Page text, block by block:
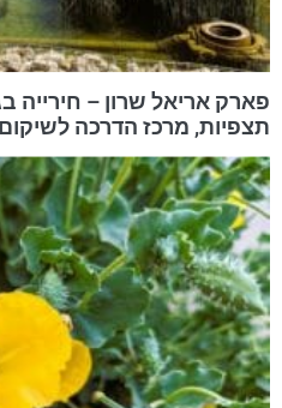
פארק אריאל שרון – חירייה
תצפיות, מרכז הדרכה לשיקום